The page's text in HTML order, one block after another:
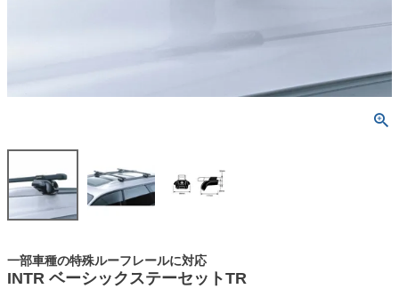
一部車種の特殊ルーフレールに対応
INTR ベーシックステーセットTR